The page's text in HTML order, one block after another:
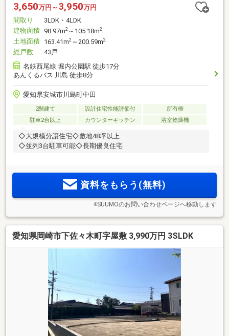
3,650万円～ 3,950万円
間取り
3LDK・4LDK
建物面積 98.97m2 ～105.18m2
土地面積 163.41m2 ～200.59m2
総戸数
43戸
名鉄西尾線 堀内公園駅 徒歩17分
あんくるバス 川島 徒歩8分
愛知県安城市川島町中田
2階建て 設計住宅性能評価付
所有権
駐車2台以上
カウンターキッチン 浴室乾燥機
◇大規模分譲住宅◇敷地48坪以上
◇並列3台駐車可能◇長期優良住宅
資料をもらう(無料)
※SUUMOのお問い合わせページへ移動します
愛知県岡崎市下佐々木町字屋敷 3,990万円 3SLDK